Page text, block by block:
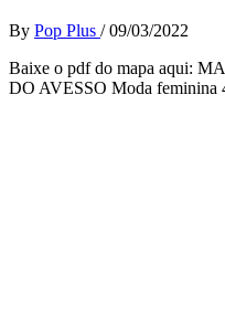
By Pop Plus / 09/03/2022
Baixe o pdf do mapa aqui:
DO AVESSO Moda feminina